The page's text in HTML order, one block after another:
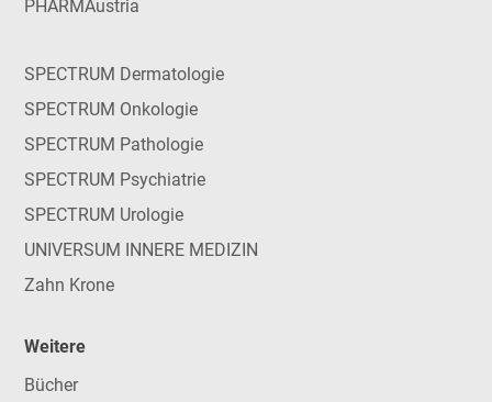
PHARMAustria
SPECTRUM Dermatologie
SPECTRUM Onkologie
SPECTRUM Pathologie
SPECTRUM Psychiatrie
SPECTRUM Urologie
UNIVERSUM INNERE MEDIZIN
Zahn Krone
Weitere
Bücher